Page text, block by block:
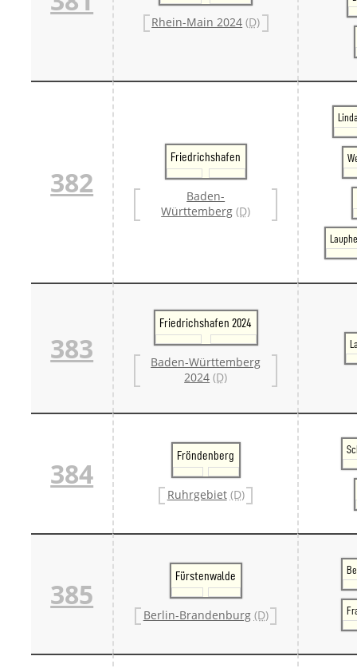
Rhein-Main 2024 (D)
382
Friedrichshafen
Baden-
Württemberg (D)
383
Friedrichshafen 2024
Baden-Württemberg
2024 (D)
384
Fröndenberg
Ruhrgebiet (D)
385
Fürstenwalde
Berlin-Brandenburg (D)